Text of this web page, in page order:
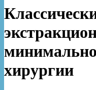
хирургии